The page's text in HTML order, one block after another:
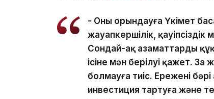
- Оны орындауға Үкімет
жауапкершілік,
Сондай-ақ азаматтардың
ісіне мән берілуі қажет.
болмауға тиіс. Ереженің
инвестиция тартуға және